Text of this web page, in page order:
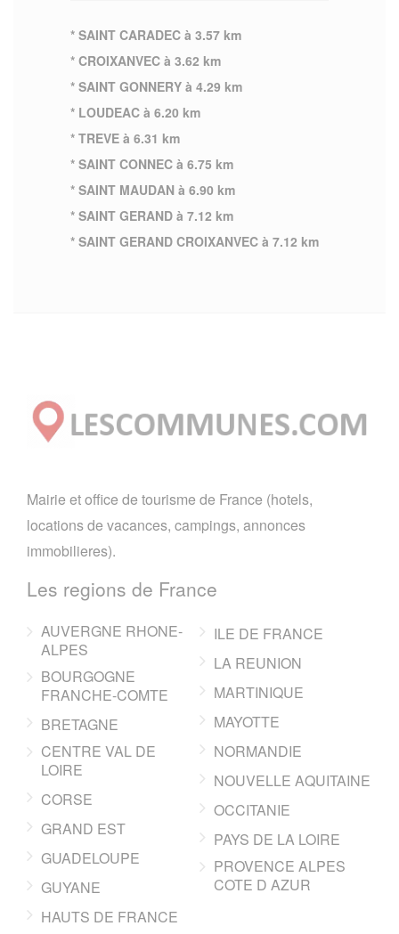
* SAINT CARADEC à 3.57 km
* CROIXANVEC à 3.62 km
* SAINT GONNERY à 4.29 km
* LOUDEAC à 6.20 km
* TREVE à 6.31 km
* SAINT CONNEC à 6.75 km
* SAINT MAUDAN à 6.90 km
* SAINT GERAND à 7.12 km
* SAINT GERAND CROIXANVEC à 7.12 km
Mairie et office de tourisme de France (hotels,
locations de vacances, campings, annonces
immobilieres).
Les regions de France
AUVERGNE RHONE-
ALPES
BOURGOGNE
FRANCHE-COMTE
BRETAGNE
CENTRE VAL DE
LOIRE
CORSE
GRAND EST
GUADELOUPE
GUYANE
HAUTS DE FRANCE
ILE DE FRANCE
LA REUNION
MARTINIQUE
MAYOTTE
NORMANDIE
NOUVELLE AQUITAINE
OCCITANIE
PAYS DE LA LOIRE
PROVENCE ALPES
COTE D AZUR